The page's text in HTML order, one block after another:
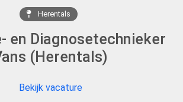
Herentals
en Diagnosetechnieker
(Herentals)
Bekijk vacature